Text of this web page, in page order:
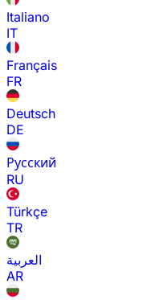
Italiano
IT
Français
FR
Deutsch
DE
Русский
RU
Türkçe
TR
العربية
AR